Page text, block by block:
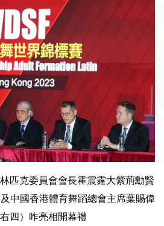
匹克委員會會長霍震霆大紫荊勳賢
中國香港體育舞蹈總會主席葉賜偉
四）昨亮相開幕禮